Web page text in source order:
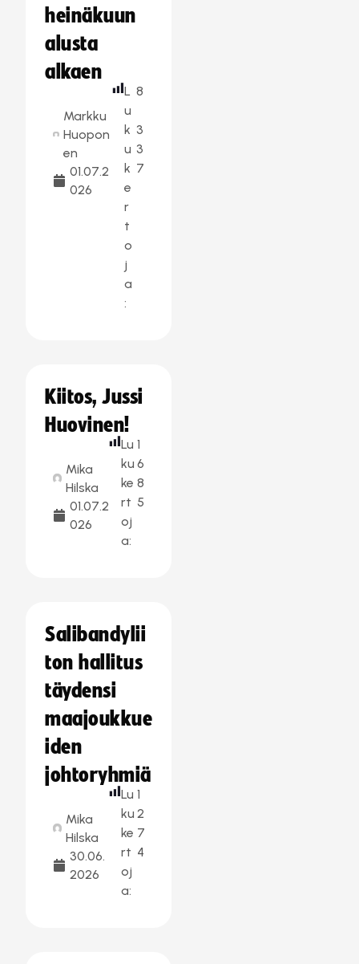
heinäkuun
alusta
alkaen
Markku
Huopon
en
01.07.2
026
L
u
k
u
k
e
r
t
o
j
a
:
8
3
3
7
Kiitos, Jussi
Huovinen!
Mika
Hilska
01.07.2
026
Lu
ku
ke
rt
oj
a:
1
6
8
5
Salibandylii
ton hallitus
täydensi
maajoukkue
iden
johtoryhmiä
Mika
Hilska
30.06.
2026
Lu
ku
ke
rt
oj
a:
1
2
7
4